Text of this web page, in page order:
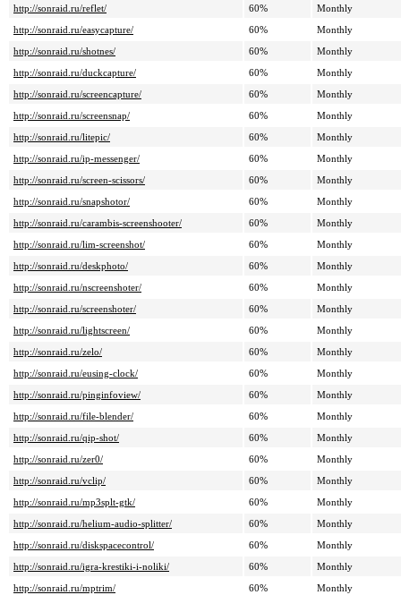
http://sonraid.ru/reflet/
60%
Monthly
http://sonraid.ru/easycapture/
60%
Monthly
http://sonraid.ru/shotnes/
60%
Monthly
http://sonraid.ru/duckcapture/
60%
Monthly
http://sonraid.ru/screencapture/
60%
Monthly
http://sonraid.ru/screensnap/
60%
Monthly
http://sonraid.ru/litepic/
60%
Monthly
http://sonraid.ru/ip-messenger/
60%
Monthly
http://sonraid.ru/screen-scissors/
60%
Monthly
http://sonraid.ru/snapshotor/
60%
Monthly
http://sonraid.ru/carambis-screenshooter/
60%
Monthly
http://sonraid.ru/lim-screenshot/
60%
Monthly
http://sonraid.ru/deskphoto/
60%
Monthly
http://sonraid.ru/nscreenshoter/
60%
Monthly
http://sonraid.ru/screenshoter/
60%
Monthly
http://sonraid.ru/lightscreen/
60%
Monthly
http://sonraid.ru/zelo/
60%
Monthly
http://sonraid.ru/eusing-clock/
60%
Monthly
http://sonraid.ru/pinginfoview/
60%
Monthly
http://sonraid.ru/file-blender/
60%
Monthly
http://sonraid.ru/qip-shot/
60%
Monthly
http://sonraid.ru/zer0/
60%
Monthly
http://sonraid.ru/vclip/
60%
Monthly
http://sonraid.ru/mp3splt-gtk/
60%
Monthly
http://sonraid.ru/helium-audio-splitter/
60%
Monthly
http://sonraid.ru/diskspacecontrol/
60%
Monthly
http://sonraid.ru/igra-krestiki-i-noliki/
60%
Monthly
http://sonraid.ru/mptrim/
60%
Monthly